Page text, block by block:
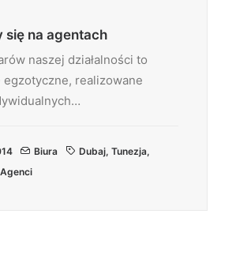
się na agentach
naszej działalności to
egzotyczne, realizowane
Biura Dubaj, Tunezja,
Agenci